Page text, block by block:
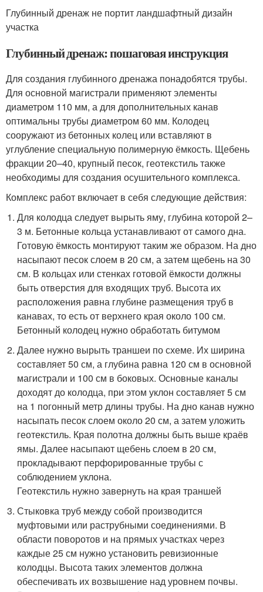
Глубинный дренаж не портит ландшафтный дизайн
участка
Глубинный дренаж: пошаговая инструкция
Для создания глубинного дренажа понадобятся трубы.
Для основной магистрали применяют элементы
диаметром 110 мм, а для дополнительных канав
оптимальны трубы диаметром 60 мм. Колодец
сооружают из бетонных колец или вставляют в
углубление специальную полимерную ёмкость. Щебень
фракции 20–40, крупный песок, геотекстиль также
необходимы для создания осушительного комплекса.
Комплекс работ включает в себя следующие действия:
Для колодца следует вырыть яму, глубина которой 2–
3 м. Бетонные кольца устанавливают от самого дна.
Готовую ёмкость монтируют таким же образом. На дно
насыпают песок слоем в 20 см, а затем щебень на 30
см. В кольцах или стенках готовой ёмкости должны
быть отверстия для входящих труб. Высота их
расположения равна глубине размещения труб в
канавах, то есть от верхнего края около 100 см.
Бетонный колодец нужно обработать битумом
Далее нужно вырыть траншеи по схеме. Их ширина
составляет 50 см, а глубина равна 120 см в основной
магистрали и 100 см в боковых. Основные каналы
доходят до колодца, при этом уклон составляет 5 см
на 1 погонный метр длины трубы. На дно канав нужно
насыпать песок слоем около 20 см, а затем уложить
геотекстиль. Края полотна должны быть выше краёв
ямы. Далее насыпают щебень слоем в 20 см,
прокладывают перфорированные трубы с
соблюдением уклона.
Геотекстиль нужно завернуть на края траншей
Стыковка труб между собой производится
муфтовыми или раструбными соединениями. В
области поворотов и на прямых участках через
каждые 25 см нужно установить ревизионные
колодцы. Высота таких элементов должна
обеспечивать их возвышение над уровнем почвы.